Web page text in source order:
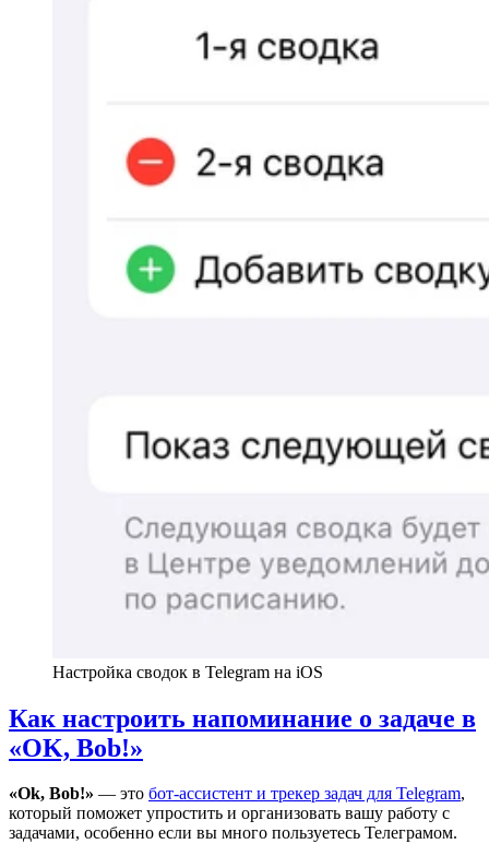
Настройка сводок в Telegram на iOS
Как настроить напоминание о задаче в
«OK, Bob!»
«Ok, Bob!» — это бот-ассистент и трекер задач для Telegram,
который поможет упростить и организовать вашу работу с
задачами, особенно если вы много пользуетесь Телеграмом.